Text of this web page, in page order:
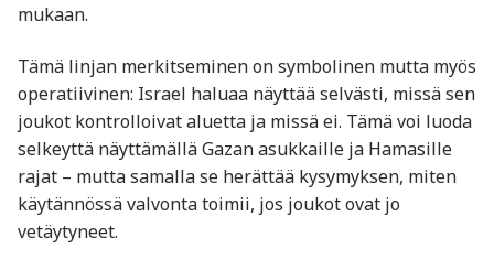
mukaan.
Tämä linjan merkitseminen on symbolinen mutta myös
operatiivinen: Israel haluaa näyttää selvästi, missä sen
joukot kontrolloivat aluetta ja missä ei. Tämä voi luoda
selkeyttä näyttämällä Gazan asukkaille ja Hamasille
rajat – mutta samalla se herättää kysymyksen, miten
käytännössä valvonta toimii, jos joukot ovat jo
vetäytyneet.